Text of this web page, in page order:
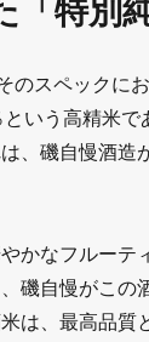
「特別
のスペックに
いう高精米
、磯自慢酒造
かなフルーテ
磯自慢がこの
は、最高品